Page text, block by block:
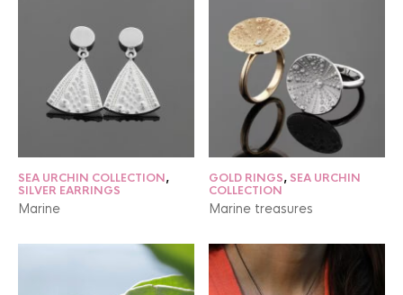
SEA URCHIN COLLECTION,
SILVER EARRINGS
Marine
GOLD RINGS, SEA URCHIN
COLLECTION
Marine treasures